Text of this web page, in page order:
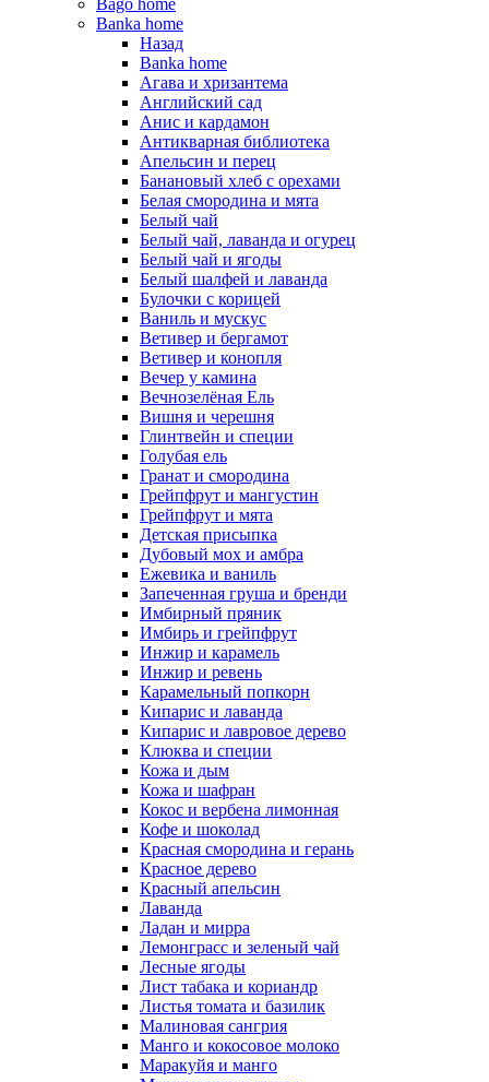
Bago home
Banka home
Назад
Banka home
Агава и хризантема
Английский сад
Анис и кардамон
Антикварная библиотека
Апельсин и перец
Банановый хлеб с орехами
Белая смородина и мята
Белый чай
Белый чай, лаванда и огурец
Белый чай и ягоды
Белый шалфей и лаванда
Булочки с корицей
Ваниль и мускус
Ветивер и бергамот
Ветивер и конопля
Вечер у камина
Вечнозелёная Ель
Вишня и черешня
Глинтвейн и специи
Голубая ель
Гранат и смородина
Грейпфрут и мангустин
Грейпфрут и мята
Детская присыпка
Дубовый мох и амбра
Ежевика и ваниль
Запеченная груша и бренди
Имбирный пряник
Имбирь и грейпфрут
Инжир и карамель
Инжир и ревень
Карамельный попкорн
Кипарис и лаванда
Кипарис и лавровое дерево
Клюква и специи
Кожа и дым
Кожа и шафран
Кокос и вербена лимонная
Кофе и шоколад
Красная смородина и герань
Красное дерево
Красный апельсин
Лаванда
Ладан и мирра
Лемонграсс и зеленый чай
Лесные ягоды
Лист табака и кориандр
Листья томата и базилик
Малиновая сангрия
Манго и кокосовое молоко
Маракуйя и манго